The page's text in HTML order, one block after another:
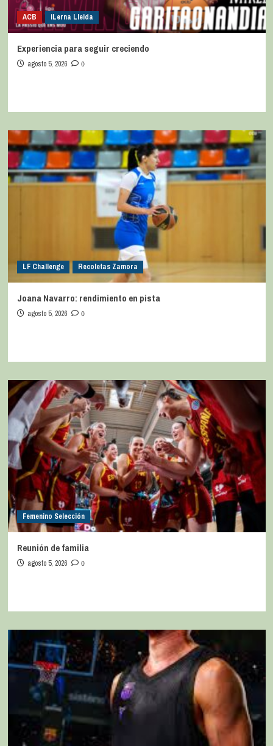
ACB iLerna Lleida
Experiencia para seguir creciendo
agosto 5, 2026 0
LF Challenge Recoletas Zamora
Joana Navarro: rendimiento en pista
agosto 5, 2026 0
Femenino Selección
Reunión de familia
agosto 5, 2026 0